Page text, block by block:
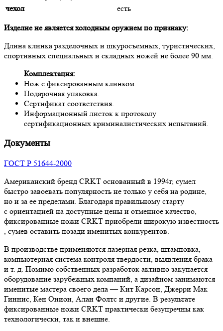
чехол
есть
Изделие не является холодным оружием по признаку:
Длина клинка разделочных и шкуросъемных, туристических,
спортивных специальных и складных ножей не более 90 мм.
Комплектация:
Нож с фиксированным клинком.
Подарочная упаковка.
Сертификат соответствия.
Информационный листок к протоколу
сертификационных криминалистических испытаний.
Документы
ГОСТ Р 51644-2000
Американский бренд CRKT основанный в 1994г, сумел
быстро завоевать популярность не только у себя на родине,
но и за ее пределами. Благодаря правильному старту
с ориентацией на доступные цены и отменное качество,
фиксированные ножи CRKT приобрели широкую известность
, сумев оставить позади именитых конкурентов.
В производстве применяются лазерная резка, штамповка,
компьютерная система контроля твердости, выявления брака
и т. д. Помимо собственных разработок активно закупается
оборудование зарубежных компаний, а дизайном занимаются
именитые мастера своего дела — Кит Карсон, Джерри Мак
Гиннис, Кен Онион, Алан Фолтс и другие. В результате
фиксированные ножи CRKT практически безупречны как
технологически, так и внешне.